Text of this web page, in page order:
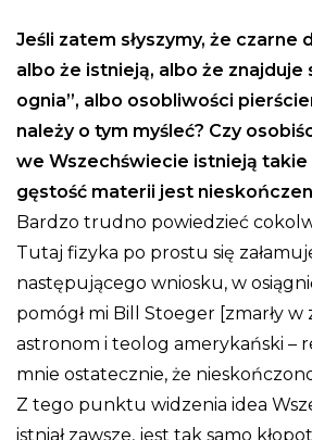
Jeśli zatem słyszymy, że czarne
albo że istnieją, albo że znajduje
ognia”, albo osobliwości
należy o tym myśleć? Czy
we Wszechświecie istnieją takie
gęstość materii jest
Bardzo trudno powiedzieć
Tutaj fizyka po prostu się
następującego wniosku, w
pomógł mi Bill Stoeger [zmarły w
astronom i teolog amerykański –
mnie ostatecznie, że
Z tego punktu widzenia idea
istniał zawsze, jest tak samo